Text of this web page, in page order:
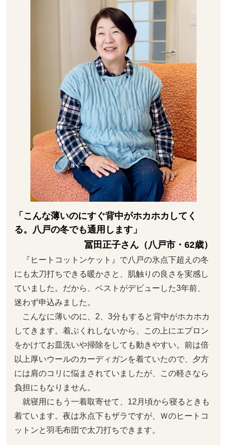
「こんな薄いのにすぐ背中がホカホカしてく
る。八戸の冬でも通用します」
冨田正子さん（八戸市・62歳）
『ヒートコットンケット』で八戸の氷点下超えの冬
にも太刀打ちできる暖かさと、肌触りの良さを実感し
ていました。だから、ベストがデビューした3年前、
迷わず申込みました。
こんなに薄いのに、2、3分もすると背中がホカホカ
してきます。着ぶくれしないから、この上にエプロン
をかけてお皿洗いや掃除をしても動きやすい。前は倍
以上厚いウールのカーディガンを着ていたので、夕方
には肩のコリに悩まされていましたが、この軽さなら
負担にもなりません。
就寝用にもう一着取寄せて、12月頃から寝るときも
着ています。夜は氷点下もザラですが、Ｗのヒートコ
ットンと羽毛布団で太刀打ちできます。